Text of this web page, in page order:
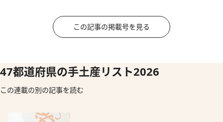
この記事の掲載号を見る
47都道府県の手土産リスト2026
この連載の別の記事を読む